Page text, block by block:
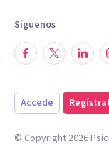
Síguenos
Accede
© Copyright 2026